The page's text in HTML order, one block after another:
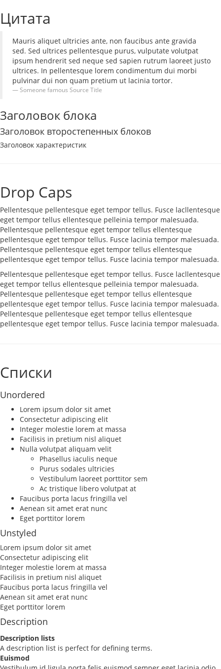
Цитата
Mauris aliquet ultricies ante, non faucibus ante gravida
sed. Sed ultrices pellentesque purus, vulputate volutpat
ipsum hendrerit sed neque sed sapien rutrum laoreet justo
ultrices. In pellentesque lorem condimentum dui morbi
pulvinar dui non quam pretium ut lacinia tortor.
Someone famous Source Title
Заголовок блока
Заголовок второстепенных блоков
Заголовок характеристик
Drop Caps
Pellentesque pellentesque eget tempor tellus. Fusce lacllentesque
eget tempor tellus ellentesque pelleinia tempor malesuada.
Pellentesque pellentesque eget tempor tellus ellentesque
pellentesque eget tempor tellus. Fusce lacinia tempor malesuada.
Pellentesque pellentesque eget tempor tellus ellentesque
pellentesque eget tempor tellus. Fusce lacinia tempor malesuada.
Pellentesque pellentesque eget tempor tellus. Fusce lacllentesque
eget tempor tellus ellentesque pelleinia tempor malesuada.
Pellentesque pellentesque eget tempor tellus ellentesque
pellentesque eget tempor tellus. Fusce lacinia tempor malesuada.
Pellentesque pellentesque eget tempor tellus ellentesque
pellentesque eget tempor tellus. Fusce lacinia tempor malesuada.
Списки
Unordered
Lorem ipsum dolor sit amet
Consectetur adipiscing elit
Integer molestie lorem at massa
Facilisis in pretium nisl aliquet
Nulla volutpat aliquam velit
Phasellus iaculis neque
Purus sodales ultricies
Vestibulum laoreet porttitor sem
Ac tristique libero volutpat at
Faucibus porta lacus fringilla vel
Aenean sit amet erat nunc
Eget porttitor lorem
Unstyled
Lorem ipsum dolor sit amet
Consectetur adipiscing elit
Integer molestie lorem at massa
Facilisis in pretium nisl aliquet
Faucibus porta lacus fringilla vel
Aenean sit amet erat nunc
Eget porttitor lorem
Description
Description lists
A description list is perfect for defining terms.
Euismod